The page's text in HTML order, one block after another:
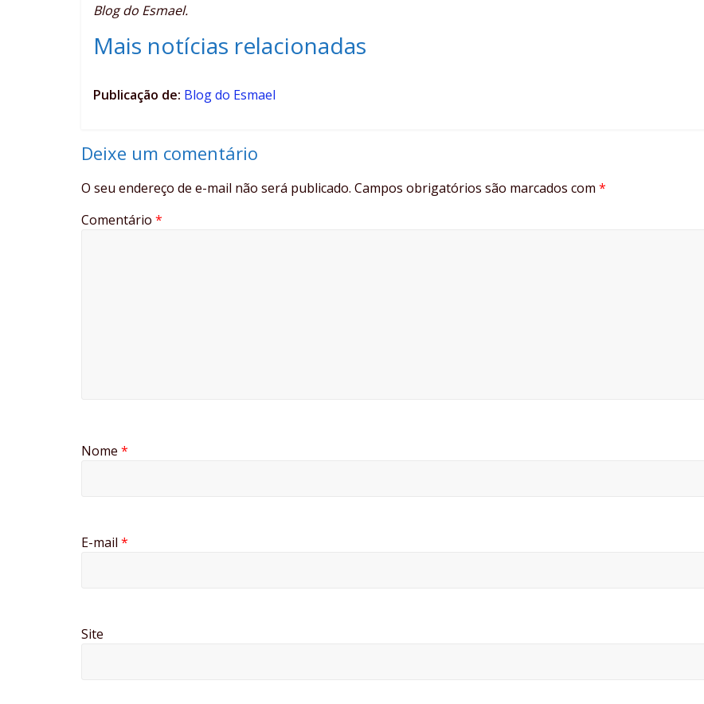
Blog do Esmael.
Mais notícias relacionadas
Publicação de: Blog do Esmael
Deixe um comentário
O seu endereço de e-mail não será publicado. Campos obrigatórios são marcados com *
Comentário *
Nome *
E-mail *
Site